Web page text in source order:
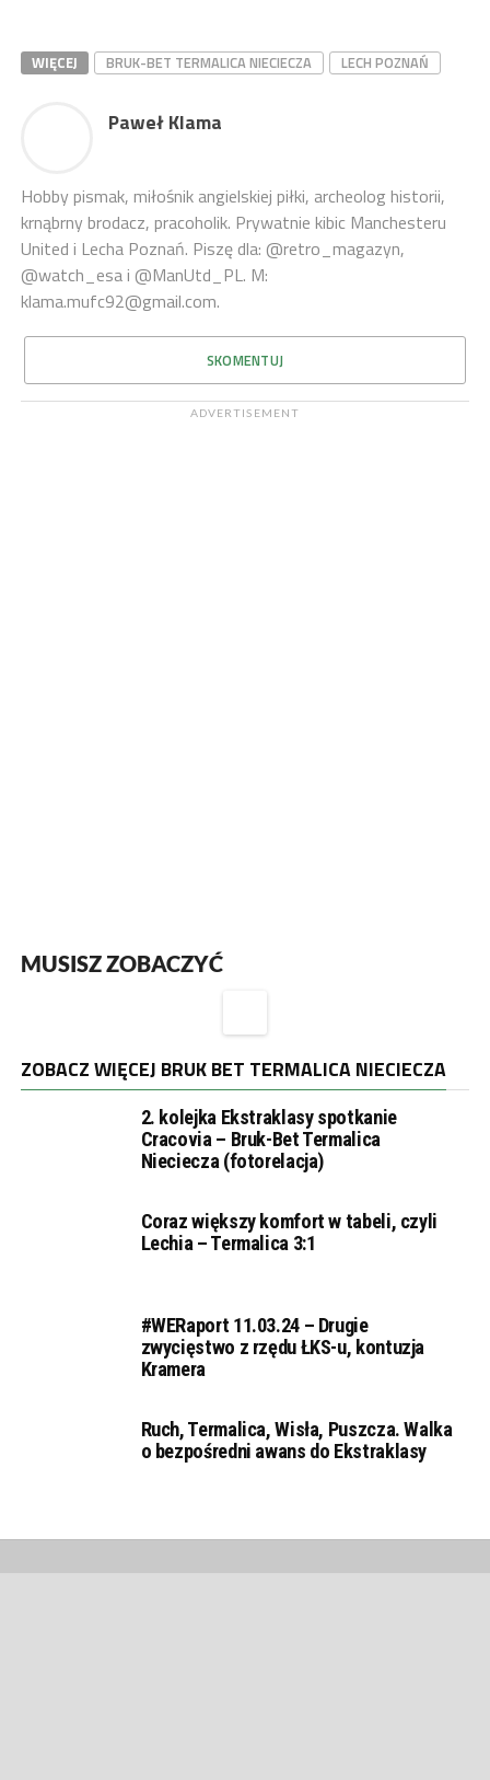
WIĘCEJ BRUK-BET TERMALICA NIECIECZA LECH POZNAŃ
Paweł Klama
Hobby pismak, miłośnik angielskiej piłki, archeolog historii,
krnąbrny brodacz, pracoholik. Prywatnie kibic Manchesteru
United i Lecha Poznań. Piszę dla: @retro_magazyn,
@watch_esa i @ManUtd_PL. M:
klama.mufc92@gmail.com.
SKOMENTUJ
ADVERTISEMENT
MUSISZ ZOBACZYĆ
ZOBACZ WIĘCEJ BRUK BET TERMALICA NIECIECZA
2. kolejka Ekstraklasy spotkanie
Cracovia – Bruk-Bet Termalica
Nieciecza (fotorelacja)
Coraz większy komfort w tabeli, czyli
Lechia – Termalica 3:1
#WERaport 11.03.24 – Drugie
zwycięstwo z rzędu ŁKS-u, kontuzja
Kramera
Ruch, Termalica, Wisła, Puszcza. Walka
o bezpośredni awans do Ekstraklasy